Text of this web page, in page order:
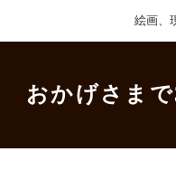
絵画、
おかげさま